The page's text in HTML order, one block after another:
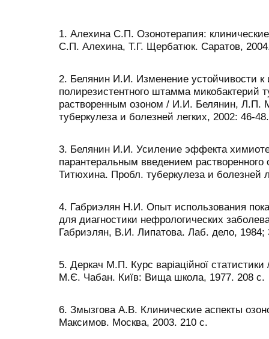
1. Алехина С.П. Озонотерапия:
С.П. Алехина, Т.Г. Щербатюк. Саратов,
2. Белянин И.И. Изменение устойчивости
полирезистентного штамма микобактерий
растворенным озоном / И.И. Белянин,
туберкулеза и болезней легких, 2002: 46-48.
3. Белянин И.И. Усиление эффекта
парантеральным введением
Титюхина. Пробл. туберкулеза и болезней
4. Габриэлян Н.И. Опыт использования
для диагностики нефрологических
Габриэлян, В.И. Липатова. Лаб. дело, 1984;
5. Деркач М.П. Курс варіаційної
М.Є. Чабан. Київ: Вища школа, 1977. 208 с.
6. Змызгова А.В. Клинические аспекты
Максимов. Москва, 2003. 210 с.